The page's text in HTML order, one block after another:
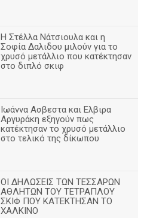
Η Στέλλα Νάτσιουλα και η
Σοφία Δαλιδου μιλούν για το
χρυσό μετάλλιο που κατέκτησαν
στο διπλό σκιφ
Ιωάννα Ασβεστα και Ελβιρα
Αργυράκη εξηγούν πως
κατέκτησαν το χρυσό μετάλλιο
στο τελικό της δίκωπου
ΟΙ ΔΗΛΩΣΕΙΣ ΤΩΝ ΤΕΣΣΑΡΩΝ
ΑΘΛΗΤΩΝ ΤΟΥ ΤΕΤΡΑΠΛΟΥ
ΣΚΙΦ ΠΟΥ ΚΑΤΕΚΤΗΣΑΝ ΤΟ
ΧΑΛΚΙΝΟ